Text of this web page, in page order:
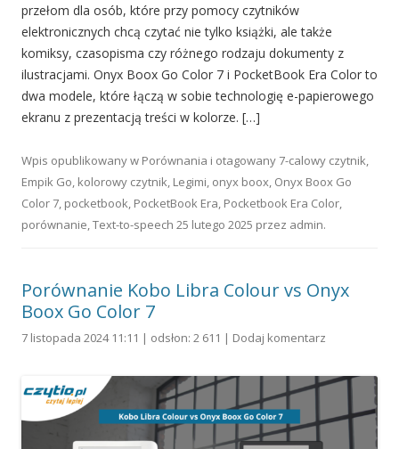
przełom dla osób, które przy pomocy czytników
elektronicznych chcą czytać nie tylko książki, ale także
komiksy, czasopisma czy różnego rodzaju dokumenty z
ilustracjami. Onyx Boox Go Color 7 i PocketBook Era Color to
dwa modele, które łączą w sobie technologię e-papierowego
ekranu z prezentacją treści w kolorze. […]
Wpis opublikowany w Porównania i otagowany 7-calowy czytnik,
Empik Go, kolorowy czytnik, Legimi, onyx boox, Onyx Boox Go
Color 7, pocketbook, PocketBook Era, Pocketbook Era Color,
porównanie,Text-to-speech 25 lutego 2025 przez admin.
Porównanie Kobo Libra Colour vs Onyx
Boox Go Color 7
7 listopada 2024 11:11 | odsłon: 2 611 | Dodaj komentarz